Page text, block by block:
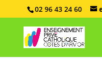
02 96 43 24 60